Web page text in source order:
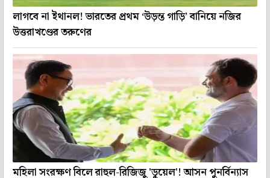
লাগবে না ইথানল! ভারতের প্রথম ‘উড়ন্ত গাড়ি’ বানিয়ে নজির
উত্তরাখণ্ডের তরুণের
মহিলা সংরক্ষণ বিলে রাহুল-রিজিজু 'ডুয়েল'! আসন পুনর্বিন্যাস